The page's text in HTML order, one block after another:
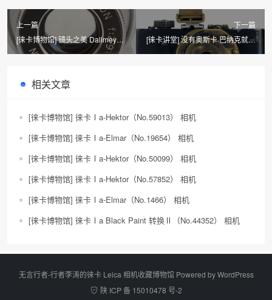
上一篇
[徕卡博物馆] 镜头之美 Dallmeyer
Daron 2.9/50mm（No.1046）
下一篇
[徕卡讲堂] 没有奥斯卡·巴纳克就没
有徕卡
相关文章
[徕卡博物馆] 徕卡Ⅰa-Hektor（No.59013） 相机
[徕卡博物馆] 徕卡Ⅰa-Elmar（No.19654） 相机
[徕卡博物馆] 徕卡Ⅰa-Hektor（No.50099） 相机
[徕卡博物馆] 徕卡Ⅰa-Hektor（No.57852） 相机
[徕卡博物馆] 徕卡Ⅰa-Elmar（No.1466） 相机
[徕卡博物馆] 徕卡Ⅰa Black Paint 转换Ⅱ（No.44352） 相机
无言行者-行者李涛的徕卡 Leica 相机收藏博物馆 Powered byWordPress
陕 ICP 备 15010478 号-2